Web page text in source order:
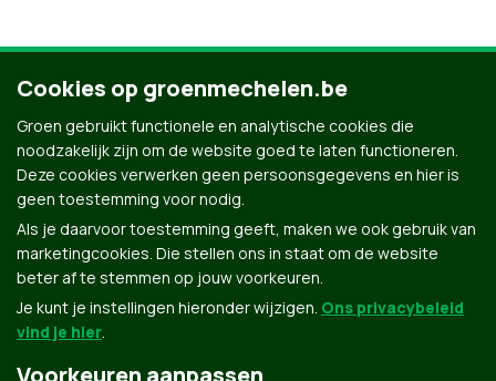
4 5 6 7 8
Cookies op groenmechelen.be
Groen gebruikt functionele en analytische cookies die
noodzakelijk zijn om de website goed te laten functioneren.
Deze cookies verwerken geen persoonsgegevens en hier is
geen toestemming voor nodig.
Als je daarvoor toestemming geeft, maken we ook gebruik van
marketingcookies. Die stellen ons in staat om de website
beter af te stemmen op jouw voorkeuren.
Je kunt je instellingen hieronder wijzigen. Ons privacybeleid
vind je hier.
Voorkeuren aanpassen